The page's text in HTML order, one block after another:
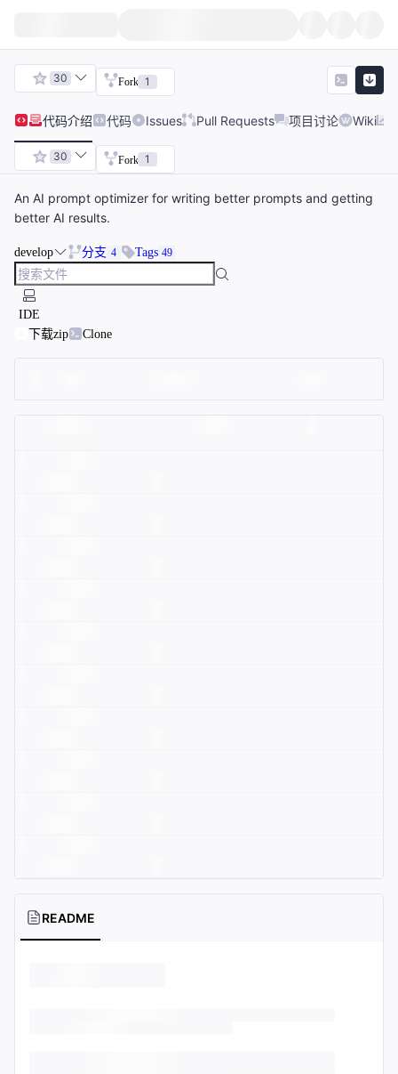
30 Fork 1
代码介绍 代码 Issues Pull Requests 项目讨论 Wiki
30 Fork 1
An AI prompt optimizer for writing better prompts and getting
better AI results.
develop 分支 4 Tags 49
IDE
下载zip
Clone
README